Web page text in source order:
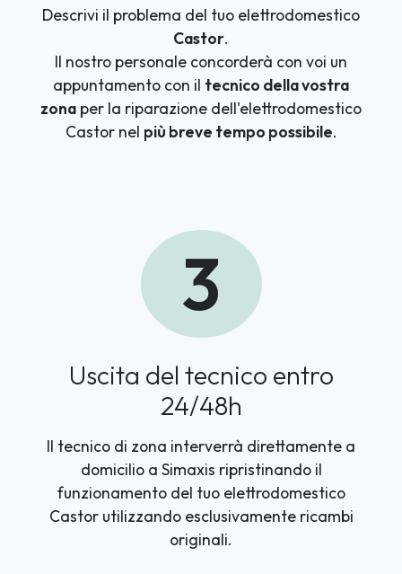
Descrivi il problema del tuo elettrodomestico
Castor.
Il nostro personale concorderà con voi un
appuntamento con il tecnico della vostra
zona per la riparazione dell'elettrodomestico
Castor nel più breve tempo possibile.
3
Uscita del tecnico entro
24/48h
Il tecnico di zona interverrà direttamente a
domicilio a Simaxis ripristinando il
funzionamento del tuo elettrodomestico
Castor utilizzando esclusivamente ricambi
originali.